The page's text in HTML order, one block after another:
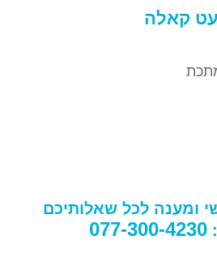
עט קאלה
ומענה לכל שאלותיכם
077-300-4230